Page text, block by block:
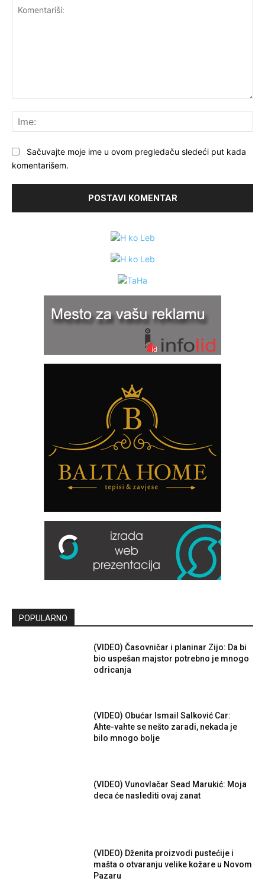
Sačuvajte moje ime u ovom pregledaču sledeći put kada
komentarišem.
POPULARNO
(VIDEO) Časovničar i planinar Zijo: Da bi
bio uspešan majstor potrebno je mnogo
odricanja
(VIDEO) Obućar Ismail Salković Car:
Ahte-vahte se nešto zaradi, nekada je
bilo mnogo bolje
(VIDEO) Vunovlačar Sead Marukić: Moja
deca će naslediti ovaj zanat
(VIDEO) Dženita proizvodi pustećije i
mašta o otvaranju velike kožare u Novom
Pazaru